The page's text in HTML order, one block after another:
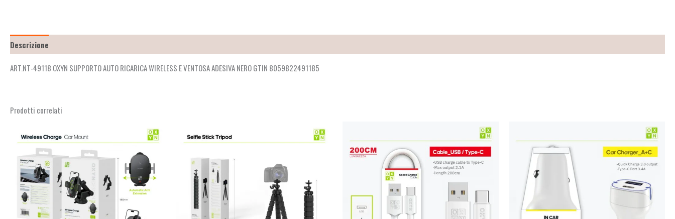
Descrizione
ART.NT-49118 OXYN SUPPORTO AUTO RICARICA WIRELESS E VENTOSA ADESIVA NERO GTIN 8059822491185
Prodotti correlati